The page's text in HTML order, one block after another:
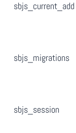
sbjs_current_add
sbjs_migrations
sbjs_session